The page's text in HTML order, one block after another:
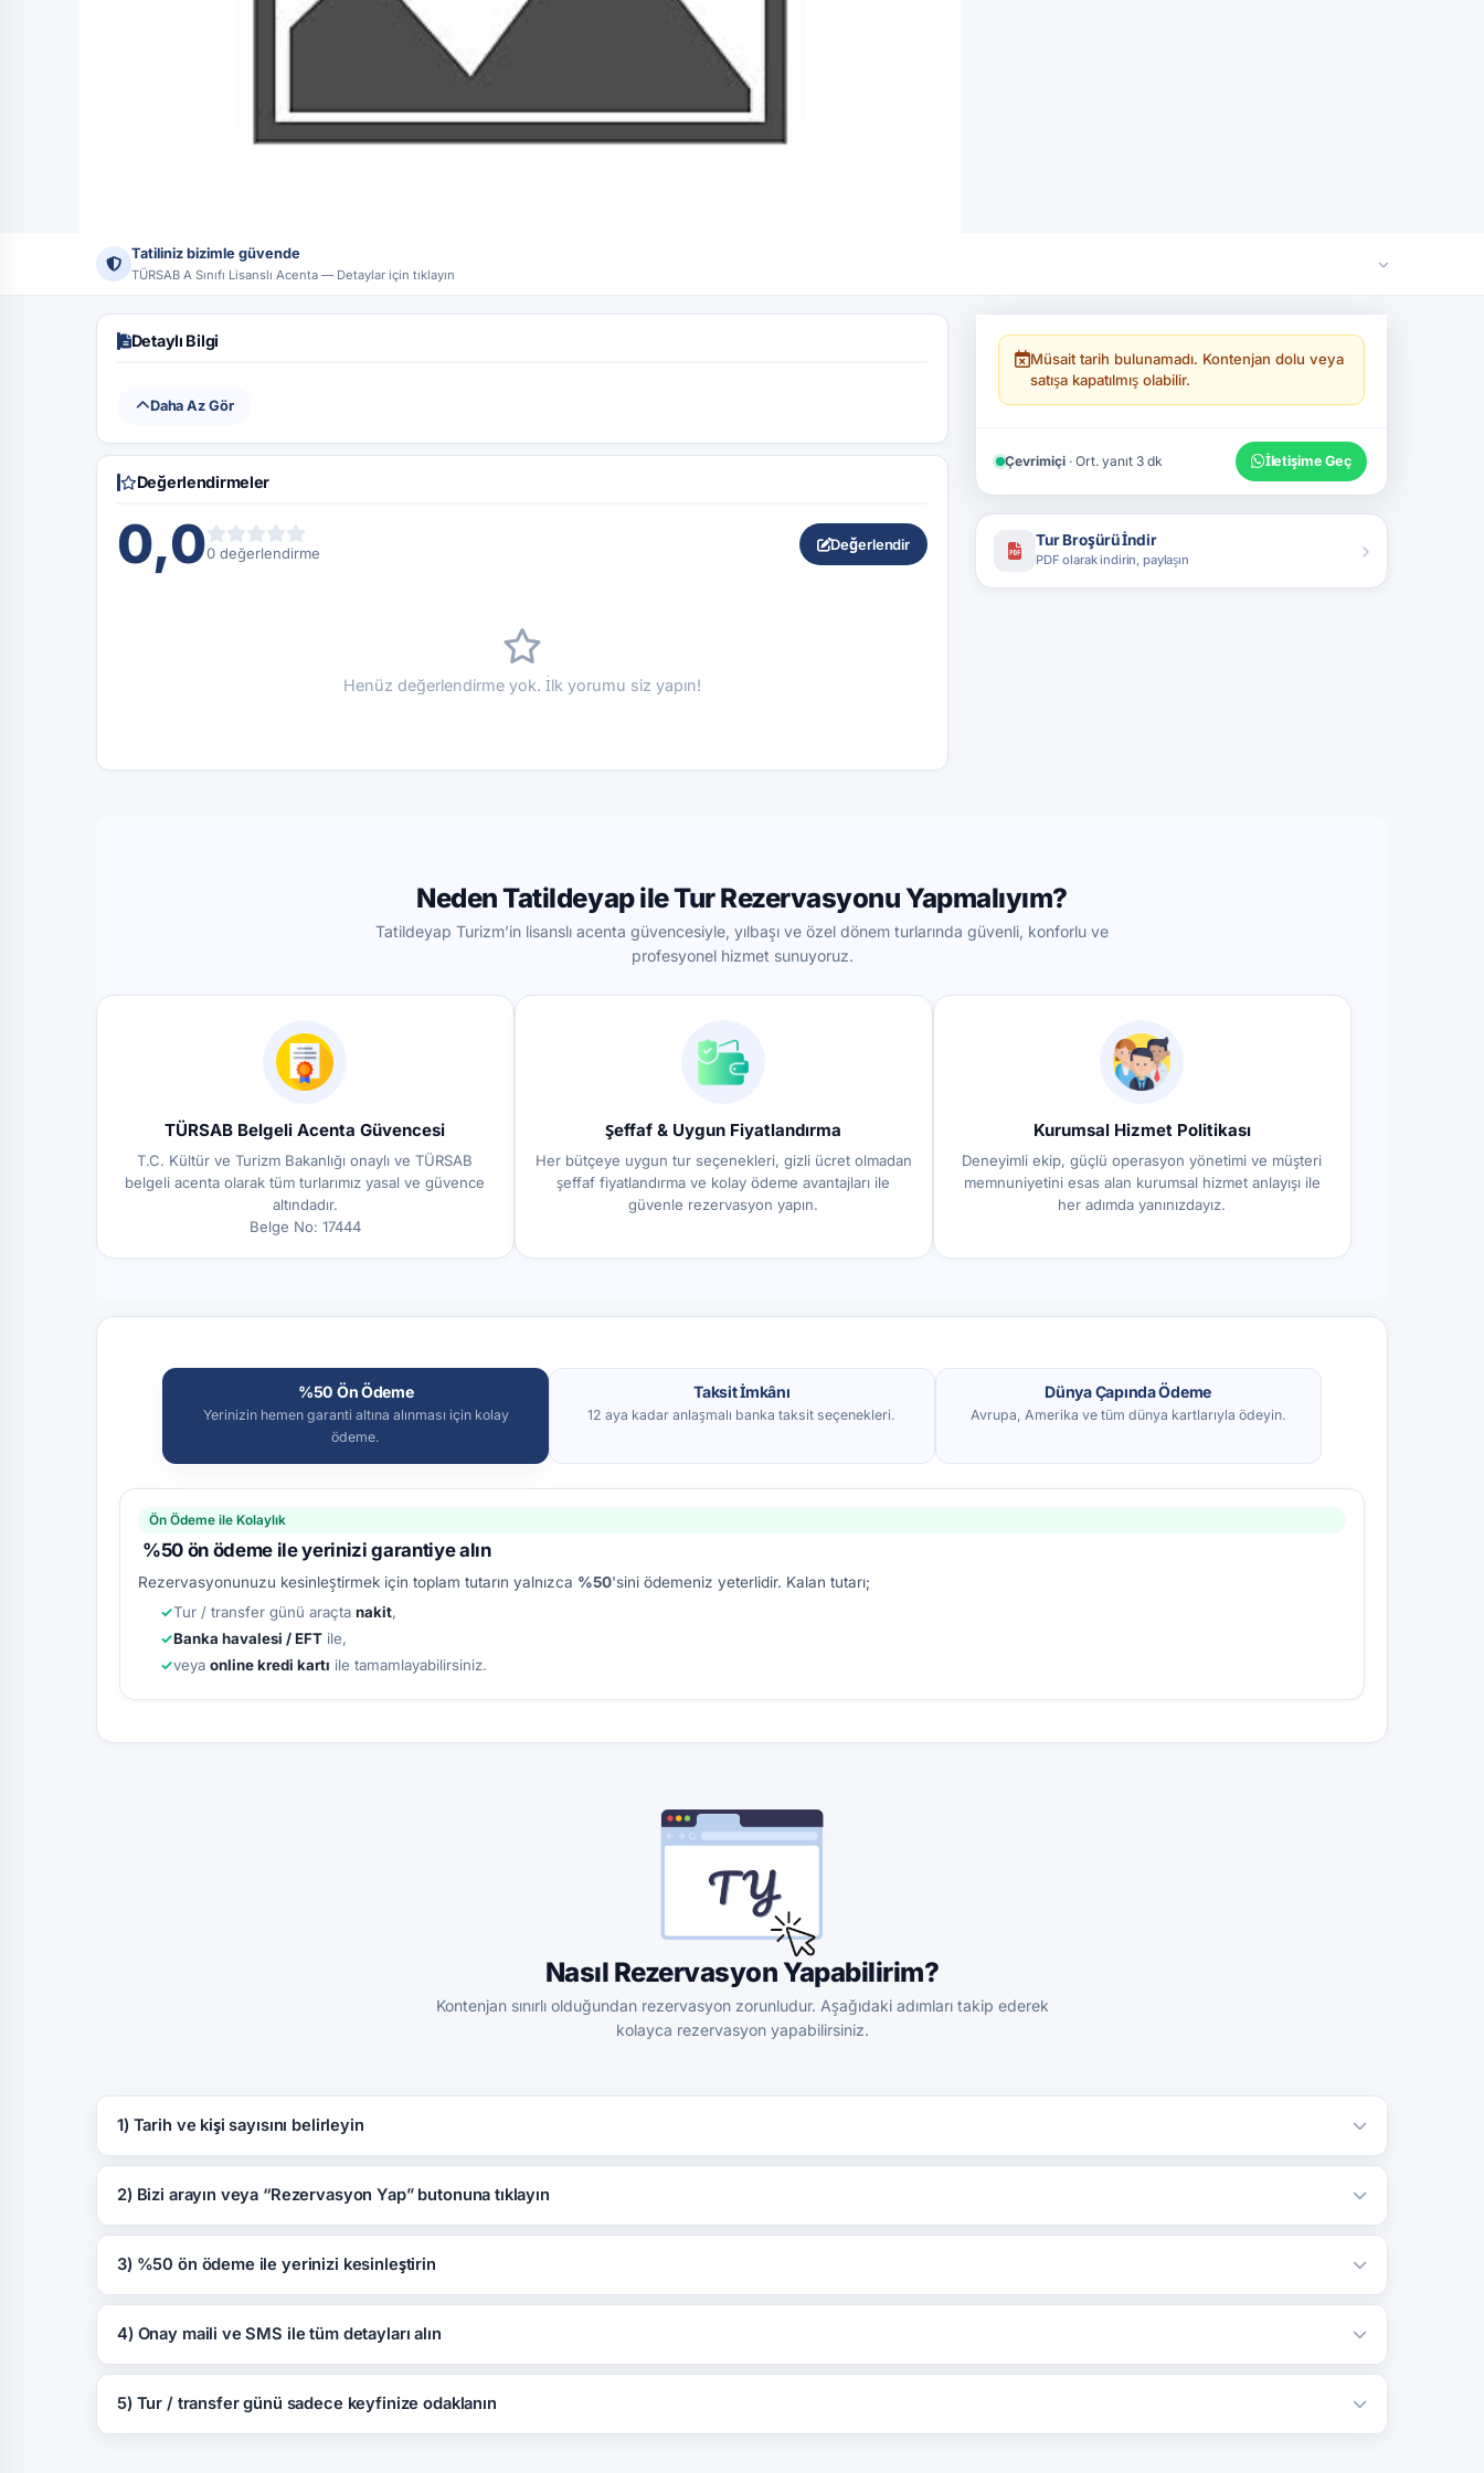
Tüm Fotoğraflar (1)
Tatiliniz bizimle güvende
TÜRSAB A Sınıfı Lisanslı Acenta — Detaylar için tıklayın
Ünvan:Tatildeyap Turizm Seyahat Acentası Lisans No:17444 — T.C. Kültür ve Turizm Bakanlığı, A Sınıfı
Detaylı Bilgi
Daha Az Gör
Değerlendirmeler
0,00 değerlendirme Değerlendir
Henüz değerlendirme yok. İlk yorumu siz yapın!
Müsait tarih bulunamadı. Kontenjan dolu veya
satışa kapatılmış olabilir.
Çevrimiçi · Ort. yanıt 3 dk İletişime Geç
Tur Broşürü İndir
PDF olarak indirin, paylaşın
Neden Tatildeyap ile Tur Rezervasyonu Yapmalıyım?
Tatildeyap Turizm’in lisanslı acenta güvencesiyle, yılbaşı ve özel dönem turlarında güvenli, konforlu ve
profesyonel hizmet sunuyoruz.
TÜRSAB Belgeli Acenta Güvencesi
T.C. Kültür ve Turizm Bakanlığı onaylı ve TÜRSAB
belgeli acenta olarak tüm turlarımız yasal ve güvence
altındadır.
Belge No: 17444
Şeffaf & Uygun Fiyatlandırma
Her bütçeye uygun tur seçenekleri, gizli ücret olmadan
şeffaf fiyatlandırma ve kolay ödeme avantajları ile
güvenle rezervasyon yapın.
Kurumsal Hizmet Politikası
Deneyimli ekip, güçlü operasyon yönetimi ve müşteri
memnuniyetini esas alan kurumsal hizmet anlayışı ile
her adımda yanınızdayız.
%50 Ön Ödeme
Yerinizin hemen garanti altına alınması için kolay
ödeme.
Taksit İmkânı
12 aya kadar anlaşmalı banka taksit seçenekleri.
Dünya Çapında Ödeme
Avrupa, Amerika ve tüm dünya kartlarıyla ödeyin.
Ön Ödeme ile Kolaylık
%50 ön ödeme ile yerinizi garantiye alın
Rezervasyonunuzu kesinleştirmek için toplam tutarın yalnızca %50'sini ödemeniz yeterlidir. Kalan tutarı;
Tur / transfer günü araçta nakit,
Banka havalesi / EFT ile,
veya online kredi kartı ile tamamlayabilirsiniz.
Nasıl Rezervasyon Yapabilirim?
Kontenjan sınırlı olduğundan rezervasyon zorunludur. Aşağıdaki adımları takip ederek
kolayca rezervasyon yapabilirsiniz.
1) Tarih ve kişi sayısını belirleyin
2) Bizi arayın veya “Rezervasyon Yap” butonuna tıklayın
3) %50 ön ödeme ile yerinizi kesinleştirin
4) Onay maili ve SMS ile tüm detayları alın
5) Tur / transfer günü sadece keyfinize odaklanın